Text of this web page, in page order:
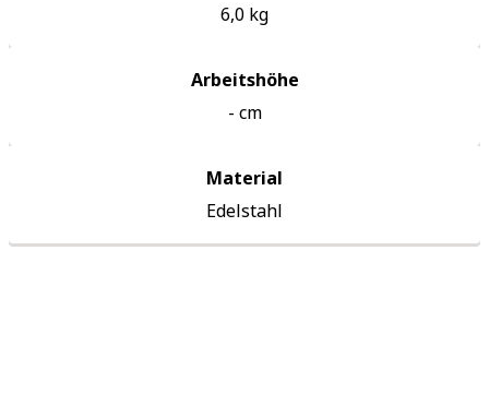
6,0 kg
Arbeitshöhe
- cm
Material
Edelstahl